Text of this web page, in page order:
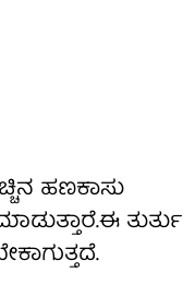
ಹಣಕಾಸು
ತುರ್ತು